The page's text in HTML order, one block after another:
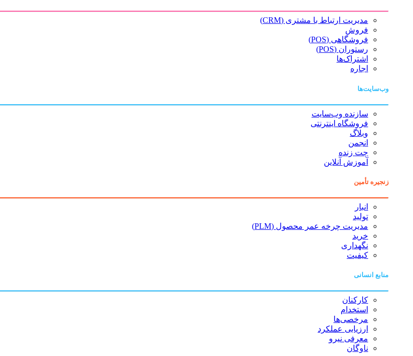
مدیریت ارتباط با مشتری (CRM)
فروش
فروشگاهی (POS)
رستوران (POS)
اشتراک‌ها
اجاره
وب‌سایت‌ها
سازنده وب‌سایت
فروشگاه اینترنتی
وبلاگ
انجمن
چت زنده
آموزش آنلاین
زنجیره تأمین
انبار
تولید
مدیریت چرخه عمر محصول (PLM)
خرید
نگهداری
کیفیت
منابع انسانی
کارکنان
استخدام
مرخصی‌ها
ارزیابی عملکرد
معرفی نیرو
ناوگان